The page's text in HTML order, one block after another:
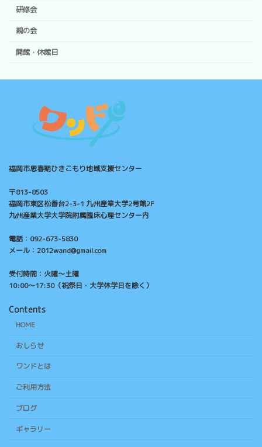
研修会
親の会
開館・休館日
福岡市思春期ひきこもり地域支援センター
〒813-8503
福岡市東区松香台2-3-1 九州産業大学2号館2F
九州産業大学大学院附属臨床心理センター内
電話：092-673-5830
メール：2012wand@gmail.com
受付時間：火曜～土曜
10:00～17:30（祝祭日・大学休学日を除く）
Contents
HOME
おしらせ
ワンドとは
ご利用方法
ブログ
ギャラリー